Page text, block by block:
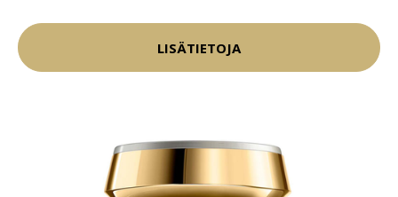
LISÄTIETOJA